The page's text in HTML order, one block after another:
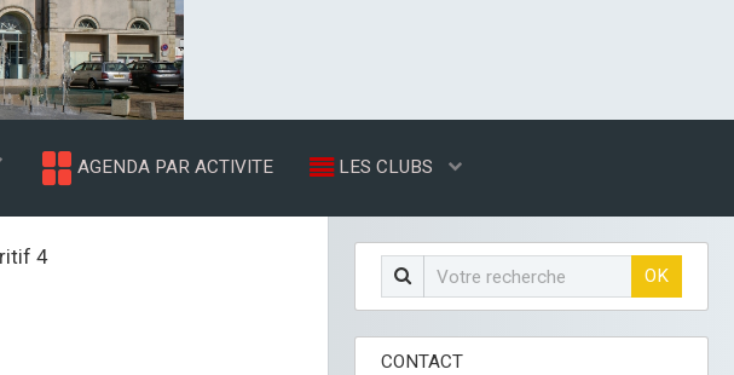
AGENDA PAR ACTIVITE LES CLUBS
4
OK
CONTACT